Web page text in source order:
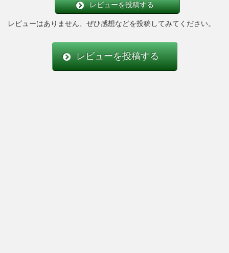
レビューを投稿する
レビューはありません、ぜひ感想などを投稿してみてください。
レビューを投稿する